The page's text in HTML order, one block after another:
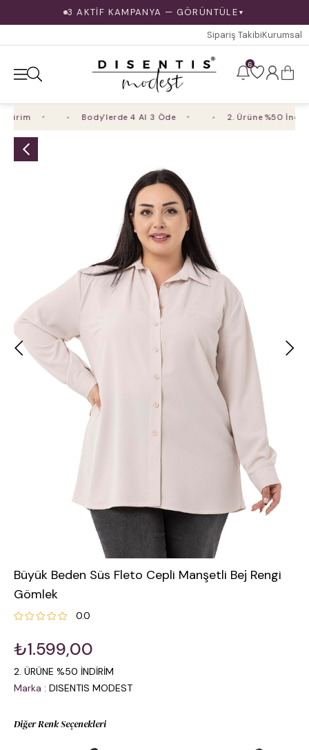
3 AKTİF KAMPANYA — GÖRÜNTÜLE ▼
Sipariş TakibiKurumsal
6
Body'lerde 4 Al 3 Öde 2. Ürüne %50 İndirim
Büyük Beden Süs Fleto Cepli Manşetli Bej Rengi
Gömlek
0.0
₺1.599,00
2. ÜRÜNE %50 İNDİRİM
Marka : DISENTIS MODEST
Diğer Renk Seçenekleri